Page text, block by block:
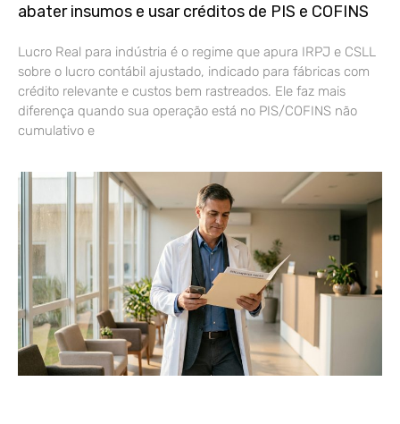
abater insumos e usar créditos de PIS e COFINS
Lucro Real para indústria é o regime que apura IRPJ e CSLL
sobre o lucro contábil ajustado, indicado para fábricas com
crédito relevante e custos bem rastreados. Ele faz mais
diferença quando sua operação está no PIS/COFINS não
cumulativo e